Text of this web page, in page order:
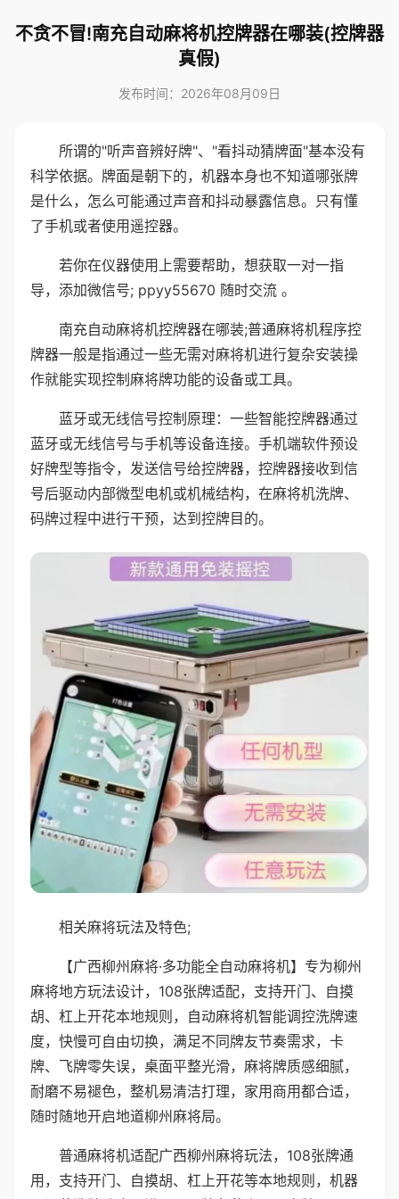
不贪不冒!南充自动麻将机控牌器在哪装(控牌器
真假)
发布时间：2026年08月09日
所谓的"听声音辨好牌"、"看抖动猜牌面"基本没有
科学依据。牌面是朝下的，机器本身也不知道哪张牌
是什么，怎么可能通过声音和抖动暴露信息。只有懂
了手机或者使用遥控器。
若你在仪器使用上需要帮助，想获取一对一指
导，添加微信号; ppyy55670 随时交流 。
南充自动麻将机控牌器在哪装;普通麻将机程序控
牌器一般是指通过一些无需对麻将机进行复杂安装操
作就能实现控制麻将牌功能的设备或工具。
蓝牙或无线信号控制原理：一些智能控牌器通过
蓝牙或无线信号与手机等设备连接。手机端软件预设
好牌型等指令，发送信号给控牌器，控牌器接收到信
号后驱动内部微型电机或机械结构，在麻将机洗牌、
码牌过程中进行干预，达到控牌目的。
相关麻将玩法及特色;
【广西柳州麻将·多功能全自动麻将机】专为柳州
麻将地方玩法设计，108张牌适配，支持开门、自摸
胡、杠上开花本地规则，自动麻将机智能调控洗牌速
度，快慢可自由切换，满足不同牌友节奏需求，卡
牌、飞牌零失误，桌面平整光滑，麻将牌质感细腻，
耐磨不易褪色，整机易清洁打理，家用商用都合适，
随时随地开启地道柳州麻将局。
普通麻将机适配广西柳州麻将玩法，108张牌通
用，支持开门、自摸胡、杠上开花等本地规则，机器